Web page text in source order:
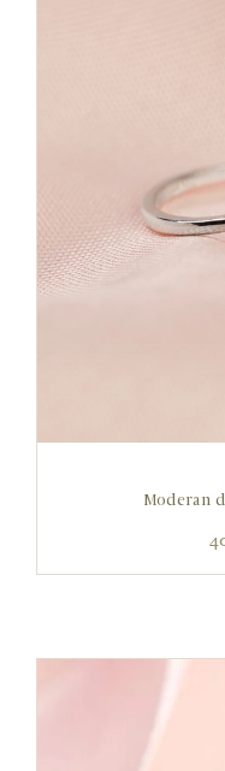
Moderan